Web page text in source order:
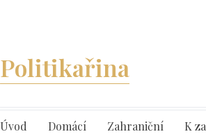
Politikařina
Úvod Domácí Zahraniční K